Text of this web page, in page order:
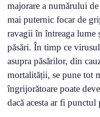
majorare a numărului
mai puternic focar de
ravagii în întreaga lume
păsări. În timp ce
asupra păsărilor, din
mortalității, se pune tot
îngrijorătoare poate
dacă acesta ar fi